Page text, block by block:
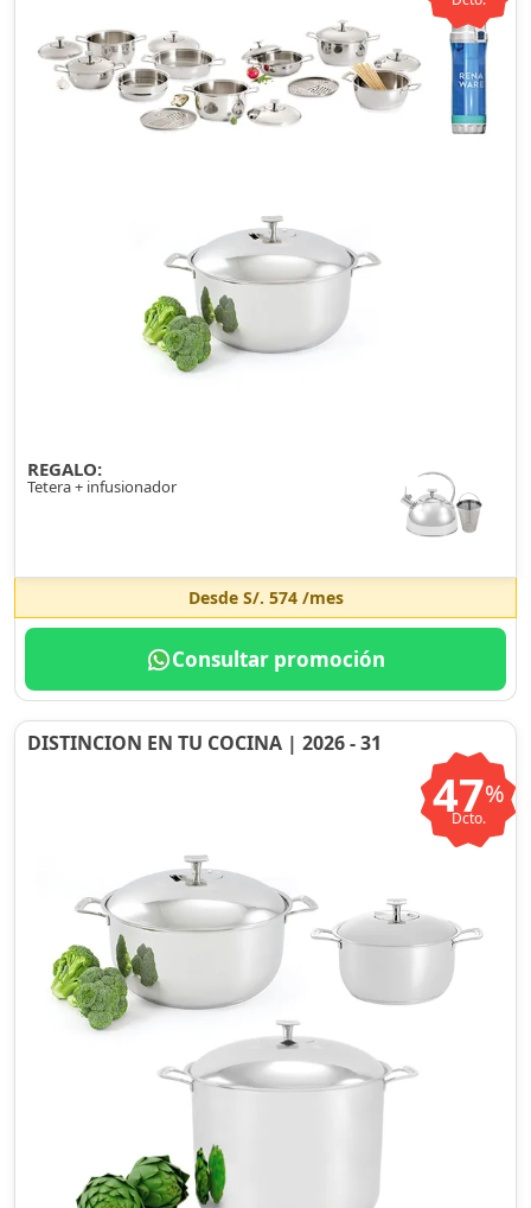
REGALO:
Tetera + infusionador
Desde S/. 574/mes
Consultar promoción
DISTINCION EN TU COCINA | 2026 - 31
47%
Dcto.